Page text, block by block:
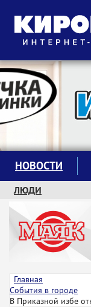
Следите за новостями:
НОВОСТИ
ЛЮДИ
КРУЖКИ И
ЗАВОДУ "МАЯК"
ЭКОЛОГИЯ
Главная
События в городе
В Приказной избе